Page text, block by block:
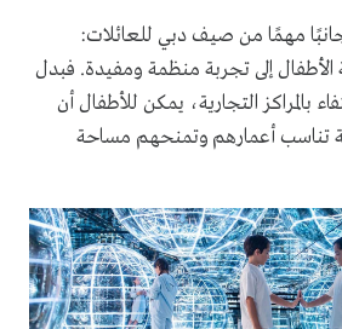
جانبًا مهمًا من صيف دبي للعائلات:
الأطفال إلى تجربة منظمة ومفيدة. فبدل
بالمراكز التجارية، يمكن للأطفال أن
تناسب أعمارهم وتمنحهم مساحة